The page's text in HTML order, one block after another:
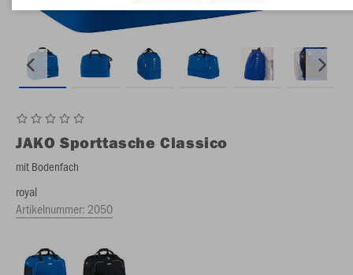
JAKO Sporttasche Classico
mit Bodenfach
royal
Artikelnummer: 2050